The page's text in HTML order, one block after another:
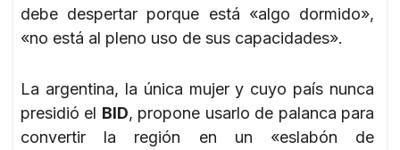
debe despertar porque está «algo dormido»,
«no está al pleno uso de sus capacidades».
La argentina, la única mujer y cuyo país nunca
presidió el BID, propone usarlo de palanca para
convertir la región en un «eslabón de